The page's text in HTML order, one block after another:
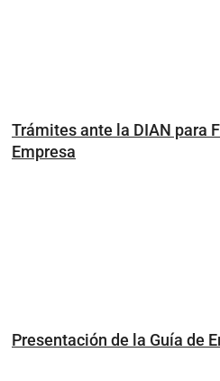
Trámites ante la DIAN para
Empresa
Presentación de la Guía de